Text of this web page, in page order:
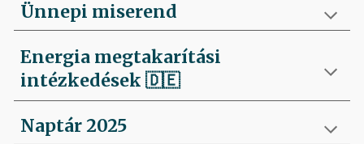
Ünnepi miserend
Energia megtakarítási
intézkedések🇩🇪
Naptár 2025